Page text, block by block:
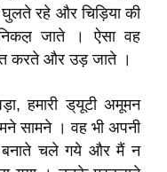
रहे और चिड़िया की
जाते । ऐसा वह
करते और उड़ जाते ।
हमारी ड्‌यूटी अमूमन
सामने । वह भी अपनी
बनाते चले गये और मैं न